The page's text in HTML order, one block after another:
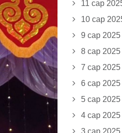
11 сар
10 сар
9 сар 2025
8 сар 2025
7 сар 2025
6 сар 2025
5 сар 2025
4 сар 2025
3 сар 2025